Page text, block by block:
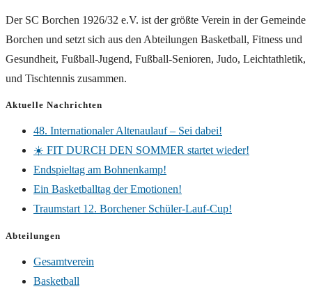
Der SC Borchen 1926/32 e.V. ist der größte Verein in der Gemeinde
Borchen und setzt sich aus den Abteilungen Basketball, Fitness und
Gesundheit, Fußball-Jugend, Fußball-Senioren, Judo, Leichtathletik,
und Tischtennis zusammen.
Aktuelle Nachrichten
48. Internationaler Altenaulauf – Sei dabei!
☀️ FIT DURCH DEN SOMMER startet wieder!
Endspieltag am Bohnenkamp!
Ein Basketballtag der Emotionen!
Traumstart 12. Borchener Schüler-Lauf-Cup!
Abteilungen
Gesamtverein
Basketball